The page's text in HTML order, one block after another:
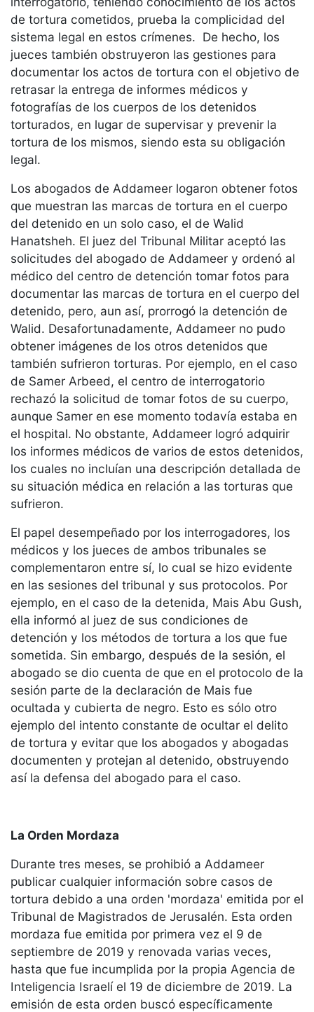
de tortura cometidos, prueba la complicidad del
sistema legal en estos crímenes. De hecho, los
jueces también obstruyeron las gestiones para
documentar los actos de tortura con el objetivo de
retrasar la entrega de informes médicos y
fotografías de los cuerpos de los detenidos
torturados, en lugar de supervisar y prevenir la
tortura de los mismos, siendo esta su obligación
legal.
Los abogados de Addameer logaron obtener fotos
que muestran las marcas de tortura en el cuerpo
del detenido en un solo caso, el de Walid
Hanatsheh. El juez del Tribunal Militar aceptó las
solicitudes del abogado de Addameer y ordenó al
médico del centro de detención tomar fotos para
documentar las marcas de tortura en el cuerpo del
detenido, pero, aun así, prorrogó la detención de
Walid. Desafortunadamente, Addameer no pudo
obtener imágenes de los otros detenidos que
también sufrieron torturas. Por ejemplo, en el caso
de Samer Arbeed, el centro de interrogatorio
rechazó la solicitud de tomar fotos de su cuerpo,
aunque Samer en ese momento todavía estaba en
el hospital. No obstante, Addameer logró adquirir
los informes médicos de varios de estos detenidos,
los cuales no incluían una descripción detallada de
su situación médica en relación a las torturas que
sufrieron.
El papel desempeñado por los interrogadores, los
médicos y los jueces de ambos tribunales se
complementaron entre sí, lo cual se hizo evidente
en las sesiones del tribunal y sus protocolos. Por
ejemplo, en el caso de la detenida, Mais Abu Gush,
ella informó al juez de sus condiciones de
detención y los métodos de tortura a los que fue
sometida. Sin embargo, después de la sesión, el
abogado se dio cuenta de que en el protocolo de la
sesión parte de la declaración de Mais fue
ocultada y cubierta de negro. Esto es sólo otro
ejemplo del intento constante de ocultar el delito
de tortura y evitar que los abogados y abogadas
documenten y protejan al detenido, obstruyendo
así la defensa del abogado para el caso.
La Orden Mordaza
Durante tres meses, se prohibió a Addameer
publicar cualquier información sobre casos de
tortura debido a una orden 'mordaza' emitida por el
Tribunal de Magistrados de Jerusalén. Esta orden
mordaza fue emitida por primera vez el 9 de
septiembre de 2019 y renovada varias veces,
hasta que fue incumplida por la propia Agencia de
Inteligencia Israelí el 19 de diciembre de 2019. La
emisión de esta orden buscó específicamente